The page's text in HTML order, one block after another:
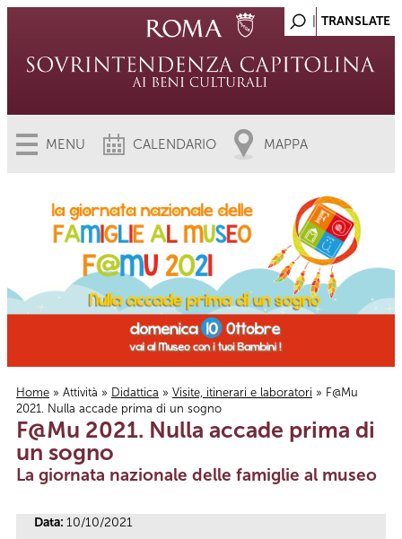
MENU CALENDARIO MAPPA
Tu sei qui
Home » Attività » Didattica » Visite, itinerari e laboratori » F@Mu
2021. Nulla accade prima di un sogno
F@Mu 2021. Nulla accade prima di
un sogno
La giornata nazionale delle famiglie al museo
Data: 10/10/2021